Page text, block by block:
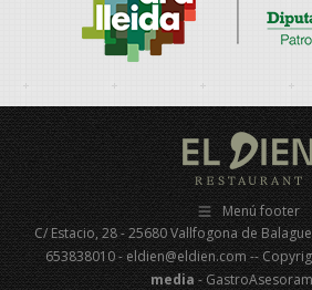
Menú footer
C/ Estacio, 28 - 25680 Vallfogona de
653838010 - eldien@eldien.com --
media-